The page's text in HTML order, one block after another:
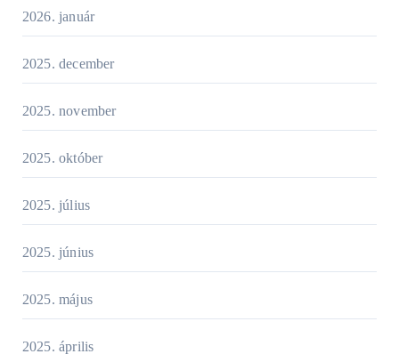
2026. január
2025. december
2025. november
2025. október
2025. július
2025. június
2025. május
2025. április